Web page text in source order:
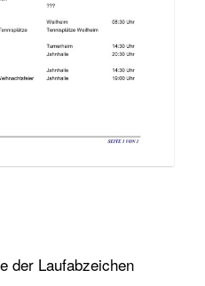
der Laufabzeichen